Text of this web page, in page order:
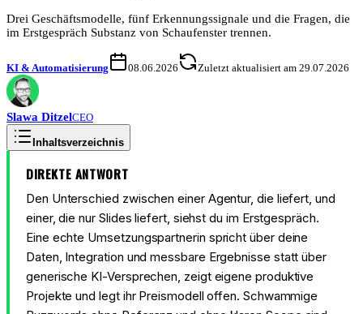
Drei Geschäftsmodelle, fünf Erkennungssignale und die Fragen, die
im Erstgespräch Substanz von Schaufenster trennen.
KI & Automatisierung 08.06.2026 Zuletzt aktualisiert am 29.07.2026
Slawa DitzelCEO
Inhaltsverzeichnis
DIREKTE ANTWORT
Den Unterschied zwischen einer Agentur, die liefert, und
einer, die nur Slides liefert, siehst du im Erstgespräch.
Eine echte Umsetzungspartnerin spricht über deine
Daten, Integration und messbare Ergebnisse statt über
generische KI-Versprechen, zeigt eigene produktive
Projekte und legt ihr Preismodell offen. Schwammige